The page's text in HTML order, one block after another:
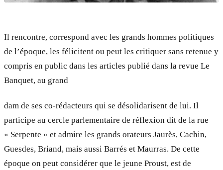
Il rencontre, correspond avec les grands hommes politiques
de l’époque, les félicitent ou peut les critiquer sans retenue y
compris en public dans les articles publié dans la revue Le
Banquet, au grand
dam de ses co-rédacteurs qui se désolidarisent de lui. Il
participe au cercle parlementaire de réflexion dit de la rue
« Serpente » et admire les grands orateurs Jaurès, Cachin,
Guesdes, Briand, mais aussi Barrés et Maurras. De cette
époque on peut considérer que le jeune Proust, est de